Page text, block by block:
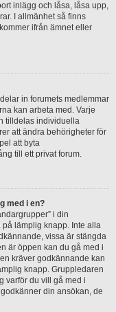
inlägg och låsa, låsa upp,
I allmänhet så finns
ifrån ämnet eller
in forumets medlemmar
kan arbeta med. Varje
tilldelas individuella
att ändra behörigheter för
att byta
till ett privat forum.
med i en?
i din
på lämplig knapp. Inte alla
vissa är stängda
är öppen kan du gå med i
kräver godkännande kan
knapp. Gruppledaren
varför du vill gå med i
din ansökan, de